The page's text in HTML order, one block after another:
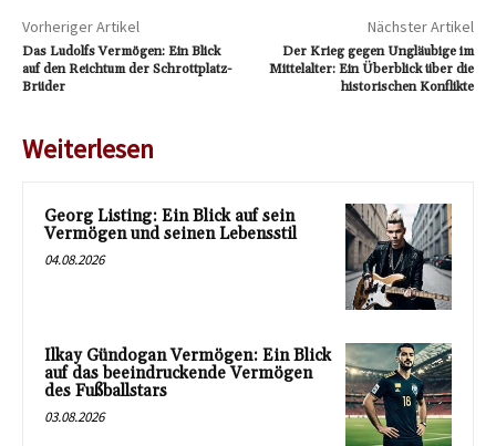
Vorheriger Artikel
Das Ludolfs Vermögen: Ein Blick
auf den Reichtum der Schrottplatz-
Brüder
Nächster Artikel
Der Krieg gegen Ungläubige im
Mittelalter: Ein Überblick über die
historischen Konflikte
Weiterlesen
Georg Listing: Ein Blick auf sein
Vermögen und seinen Lebensstil
04.08.2026
Ilkay Gündogan Vermögen: Ein Blick
auf das beeindruckende Vermögen
des Fußballstars
03.08.2026